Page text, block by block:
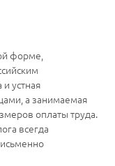
форме,
устная
а занимаемая
оплаты труда.
всегда